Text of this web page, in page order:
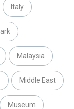
Italy
Malaysia
Middle East
Museum